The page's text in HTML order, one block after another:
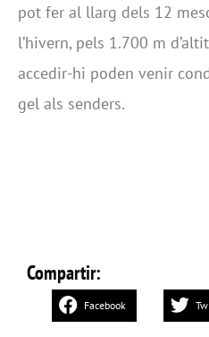
pot fer al llarg dels 12
l’hivern, pels 1.700 m
accedir-hi poden venir
gel als senders.
Compartir:
Facebook